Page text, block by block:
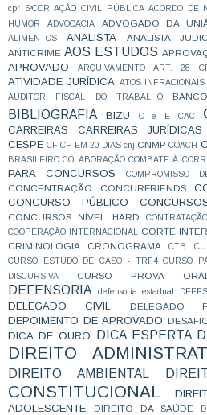
cpr
5ªCCR AÇÃO CIVIL PÚBLICA ACORDO DE
HUMOR
ADVOCACIA ADVOGADO DA
ALIMENTOS ANALISTA ANALISTA
ANTICRIME AOS ESTUDOS
APROVADO ARQUIVAMENTO ART. 28
ATIVIDADE JURÍDICA ATOS INFRACIONAIS
AUDITOR FISCAL DO TRABALHO
BIBLIOGRAFIA BIZU C e E CAC
CARREIRAS CARREIRAS JURÍDICAS
CESPE CF CF EM 20 DIAS cnj CNMP COACH
BRASILEIRO COLABORAÇÃO COMBATE À
PARA CONCURSOS
COMPROMISSO
CONCENTRAÇÃO CONCURFRIENDS
CONCURSO PÚBLICO
CONCURSOS NÍVEL HARD
COOPERAÇÃO INTERNACIONAL
CORTE
CRIMINOLOGIA CRONOGRAMA CTB
CURSO ESTUDO DE CASO - TRF4 CURSO
DISCURSIVA
CURSO PROVA ORAL
DEFENSORIA
defensoria estadual
DELEGADO CIVIL
DELEGADO
DEPOIMENTO DE APROVADO
DICA DE OURO DICA ESPERTA
DIREITO
DIREITO AMBIENTAL
CONSTITUCIONAL
ADOLESCENTE
DIREITO DA SAÚDE